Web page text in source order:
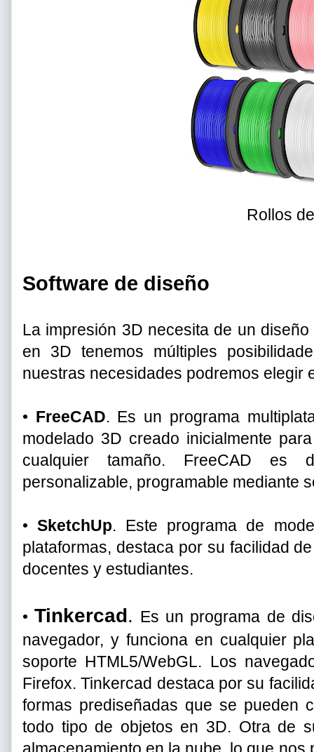
Rollos
Software de diseño
La impresión 3D necesita de un
en 3D tenemos múltiples
nuestras necesidades podremos elegir
• FreeCAD. Es un programa
modelado 3D creado inicialmente
cualquier tamaño. FreeCAD es
personalizable, programable mediante
• SketchUp. Este programa de
plataformas, destaca por su facilidad
docentes y estudiantes.
• Tinkercad. Es un programa de
navegador, y funciona en cualquier
soporte HTML5/WebGL. Los
Firefox. Tinkercad destaca por su
formas prediseñadas que se pueden
todo tipo de objetos en 3D. Otra de